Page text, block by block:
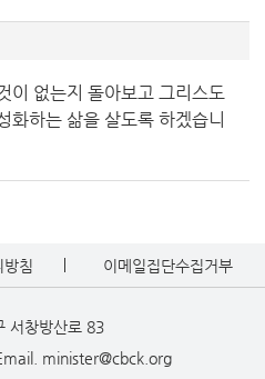
이 없는지 돌아보고 그리스도
화하는 삶을 살도록 하겠습니
방침 이메일집단수집거부
서창방산로 83
minister@cbck.org